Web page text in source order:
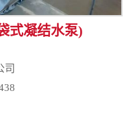
式凝结水泵)
司